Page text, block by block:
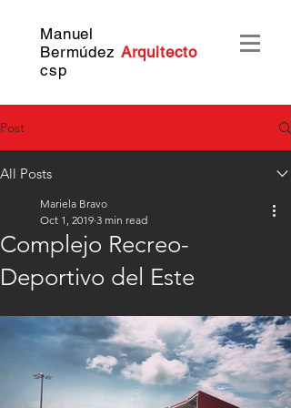
Manuel
Bermúdez Arquitecto
csp
Post
All Posts
Complejo Recreo-
Deportivo del Este
Mariela Bravo
Oct 1, 2019 3 min read